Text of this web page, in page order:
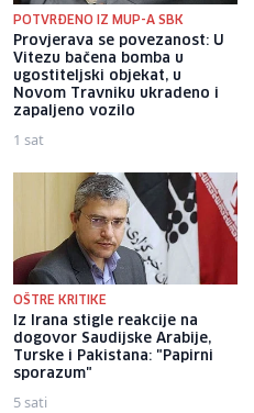
POTVRĐENO IZ MUP-A SBK
Provjerava se povezanost: U
Vitezu bačena bomba u
ugostiteljski objekat, u
Novom Travniku ukradeno i
zapaljeno vozilo
1 sat
OŠTRE KRITIKE
Iz Irana stigle reakcije na
dogovor Saudijske Arabije,
Turske i Pakistana: "Papirni
sporazum"
5 sati